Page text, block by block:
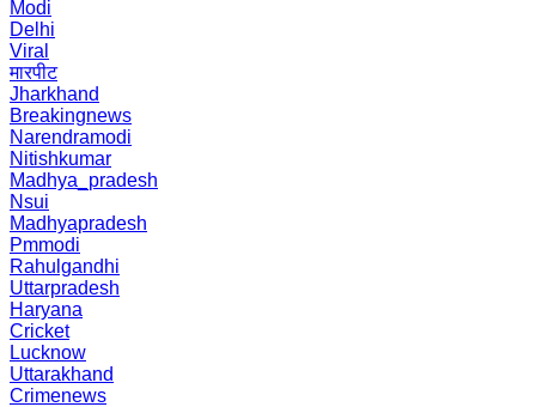
Modi
Delhi
Viral
मारपीट
Jharkhand
Breakingnews
Narendramodi
Nitishkumar
Madhya_pradesh
Nsui
Madhyapradesh
Pmmodi
Rahulgandhi
Uttarpradesh
Haryana
Cricket
Lucknow
Uttarakhand
Crimenews